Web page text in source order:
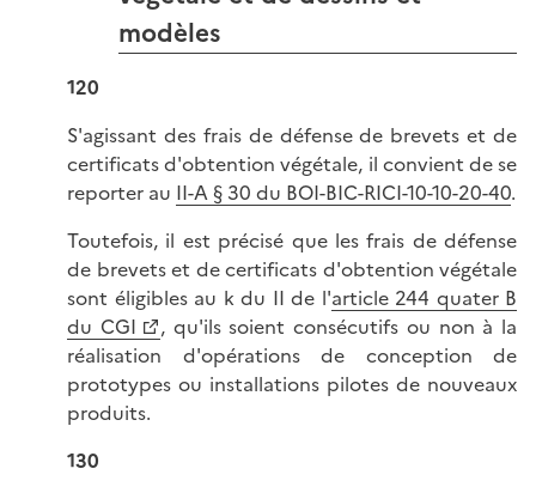
modèles
120
S'agissant des frais de défense de brevets et de
certificats d'obtention végétale, il convient de se
reporter au II-A § 30 du BOI-BIC-RICI-10-10-20-40.
Toutefois, il est précisé que les frais de défense
de brevets et de certificats d'obtention végétale
sont éligibles au k du II de l'article 244 quater B
du CGI
, qu'ils soient consécutifs ou non à la
réalisation d'opérations de conception de
prototypes ou installations pilotes de nouveaux
produits.
130